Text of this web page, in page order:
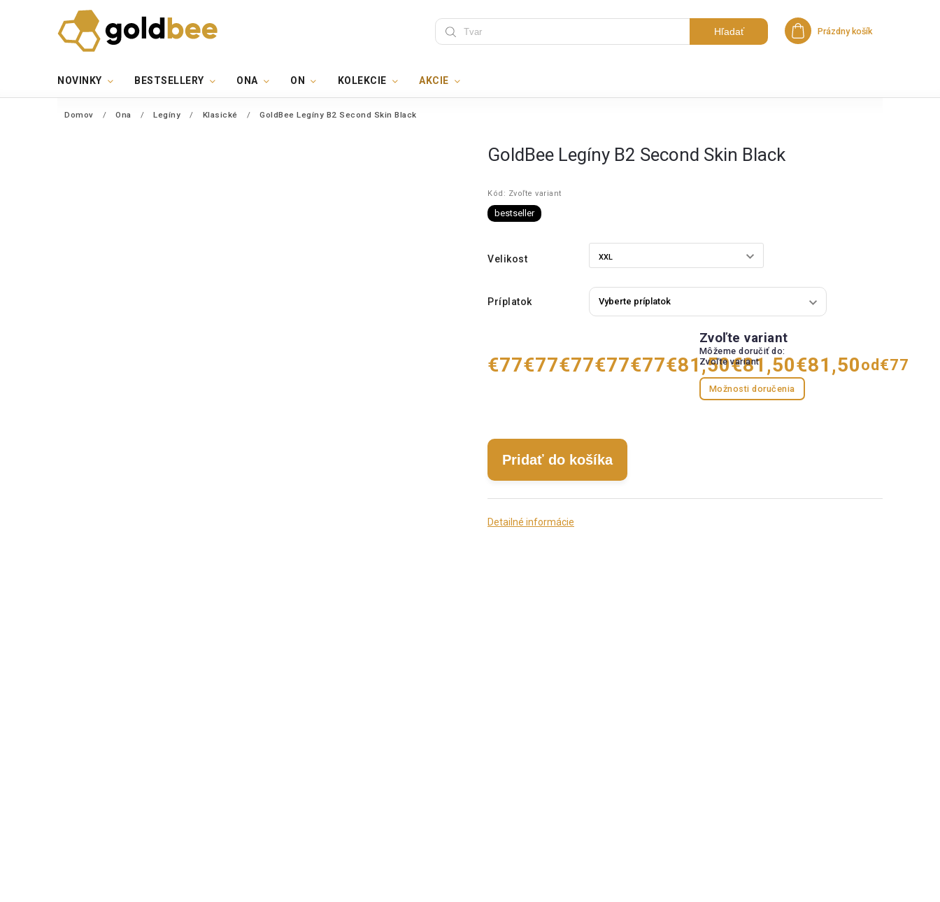
Hľadať Nákupný košík
Prázdny košík
NOVINKY BESTSELLERY ONA ON KOLEKCIE AKCIE
Domov / Ona / Legíny / Klasické / GoldBee Legíny B2 Second Skin Black
GoldBee Legíny B2 Second Skin Black
Kód: Zvoľte variant
bestseller
Velikost
Príplatok
€77€77€77€77€77€81,50€81,50€81,50od €77
Zvoľte variant
Môžeme doručiť do:
Zvoľte variant
Možnosti doručenia
Pridať do košíka
Detailné informácie